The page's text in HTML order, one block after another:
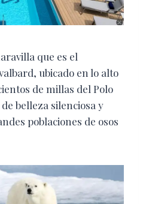
que es el
ubicado en lo alto
de millas del Polo
belleza silenciosa y
poblaciones de osos